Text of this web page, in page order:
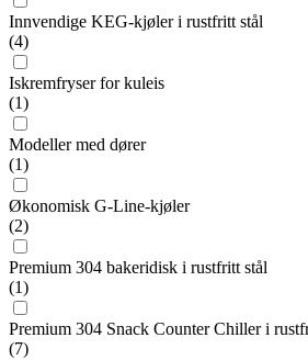
Innvendige KEG-kjøler i rustfritt stål
(4)
Iskremfryser for kuleis
(1)
Modeller med dører
(1)
Økonomisk G-Line-kjøler
(2)
Premium 304 bakeridisk i rustfritt stål
(1)
Premium 304 Snack Counter Chiller i
(7)